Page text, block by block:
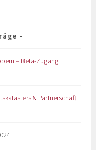
– Beta-Zugang
& Partnerschaft